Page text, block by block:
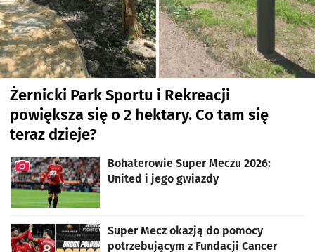
Żernicki Park Sportu i Rekreacji
powiększa się o 2 hektary. Co tam się
teraz dzieje?
Bohaterowie Super Meczu 2026:
United i jego gwiazdy
Super Mecz okazją do pomocy
potrzebującym z Fundacji Cancer